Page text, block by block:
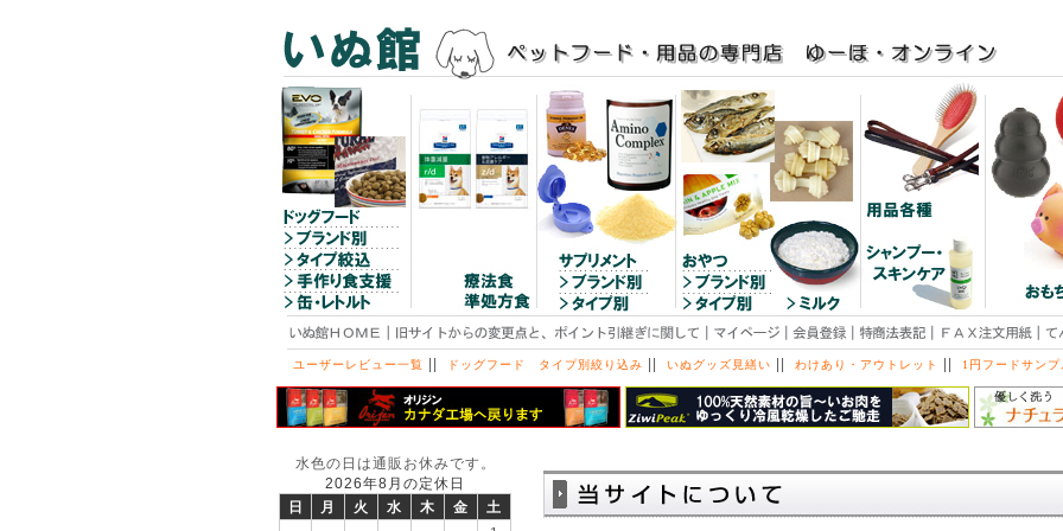
ユーザーレビュー一覧 || ドッグフード タイプ別絞り込み || いぬグッズ見繕い || わけあり・アウトレット || 1円フードサンプ
水色の日は通販お休みです。
2026年8月の定休日
日
月 火 水 木 金
土